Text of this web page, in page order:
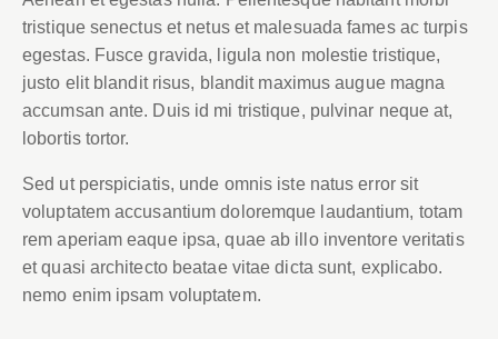
Aenean et egestas nulla. Pellentesque habitant morbi
tristique senectus et netus et malesuada fames ac
turpis egestas. Fusce gravida, ligula non molestie
tristique, justo elit blandit risus, blandit maximus augue
magna accumsan ante. Duis id mi tristique, pulvinar
Sed ut perspiciatis, unde omnis iste natus error sit
voluptatem accusantium doloremque laudantium,
totam rem aperiam eaque ipsa, quae ab illo inventore
veritatis et quasi architecto beatae vitae dicta sunt,